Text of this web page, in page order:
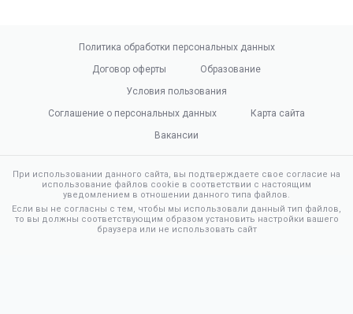
Политика обработки персональных данных
Договор оферты
Образование
Условия пользования
Соглашение о персональных данных
Карта сайта
Вакансии
При использовании данного сайта, вы подтверждаете свое согласие на
использование файлов cookie в соответствии с настоящим
уведомлением в отношении данного типа файлов.
Если вы не согласны с тем, чтобы мы использовали данный тип файлов,
то вы должны соответствующим образом установить настройки вашего
браузера или не использовать сайт